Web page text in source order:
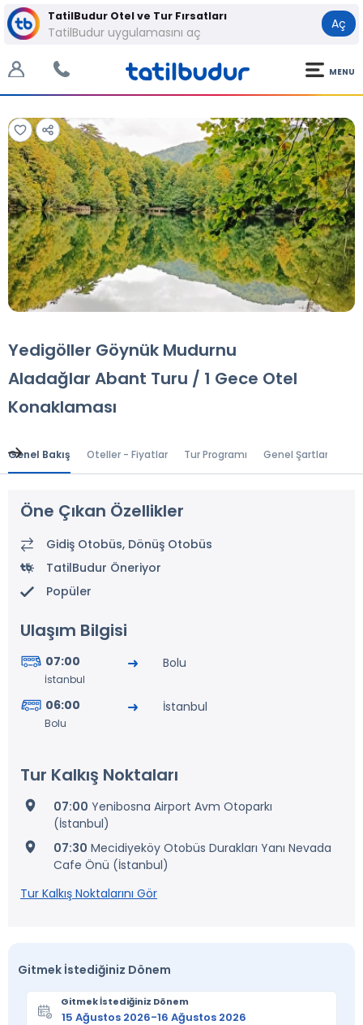
TatilBudur Otel ve Tur Fırsatları
TatilBudur uygulamasını aç
Aç
MENU
Tüm Fotoğraflar
Yedigöller Göynük Mudurnu
Aladağlar Abant Turu / 1 Gece Otel
Konaklaması
Genel Bakış Oteller - Fiyatlar Tur Programı Genel Şartlar
Öne Çıkan Özellikler
Gidiş Otobüs, Dönüş Otobüs
TatilBudur Öneriyor
Popüler
Ulaşım Bilgisi
07:00
İstanbul
Bolu
06:00
Bolu
İstanbul
Tur Kalkış Noktaları
07:00 Yenibosna Airport Avm Otoparkı
(İstanbul)
07:30 Mecidiyeköy Otobüs Durakları Yanı Nevada
Cafe Önü (İstanbul)
Tur Kalkış Noktalarını Gör
Gitmek İstediğiniz Dönem
Gitmek İstediğiniz Dönem